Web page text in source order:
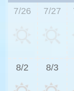
7/26
7/27
8/2 8/3